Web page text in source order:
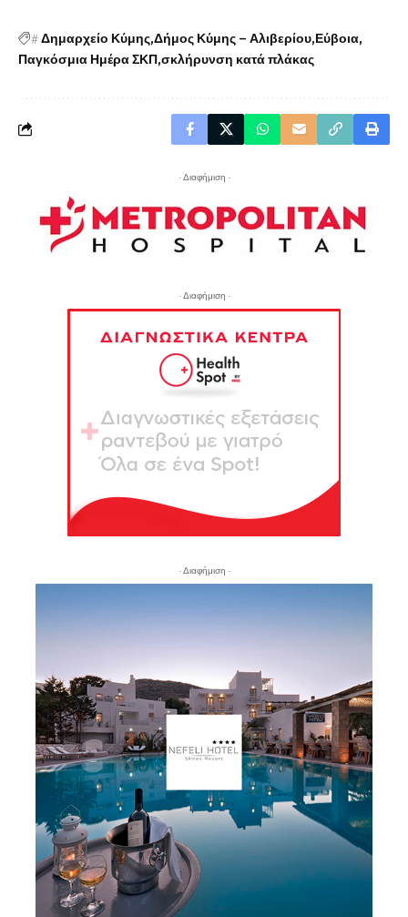
#Δημαρχείο Κύμης Δήμος Κύμης – Αλιβερίου Εύβοια
Παγκόσμια Ημέρα ΣΚΠ σκλήρυνση κατά πλάκας
- Διαφήμιση -
- Διαφήμιση -
- Διαφήμιση -